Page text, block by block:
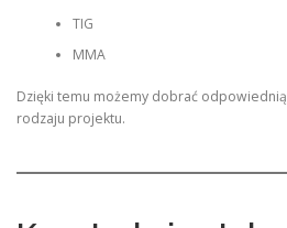
TIG
MMA
Dzięki temu możemy dobrać
rodzaju projektu.